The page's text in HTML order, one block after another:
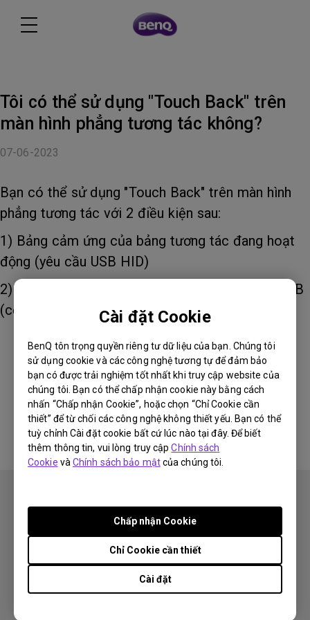
Cài đặt Cookie
BenQ tôn trọng quyền riêng tư dữ liệu của bạn. Chúng tôi
sử dụng cookie và các công nghệ tương tự để đảm bảo
bạn có được trải nghiệm tốt nhất khi truy cập website của
chúng tôi. Bạn có thể chấp nhận cookie này bằng cách
nhấn “Chấp nhận Cookie”, hoặc chọn “Chỉ Cookie cần
thiết” để từ chối các công nghệ không thiết yếu. Bạn có thể
tuỳ chỉnh Cài đặt cookie bất cứ lúc nào tại đây. Để biết
thêm thông tin, vui lòng truy cậpChính sách
Cookie vàChính sách bảo mậtcủa chúng tôi.
Cài đặt
Chỉ Cookie cần thiết
Chấp nhận Cookie
Tôi có thể sử dụng "Touch Back" trên
màn hình phẳng tương tác không?
07-06-2023
Bạn có thể sử dụng "Touch Back" trên màn hình
phẳng tương tác với 2 điều kiện sau:
1) Bảng cảm ứng của bảng tương tác đang hoạt
động (yêu cầu USB HID)
2) Kết nối Host với bảng tương tác bằng cáp USB
(cổng USB Touch trên bảng tương tác)
Thông tin này có hữu ích không?
Có Không